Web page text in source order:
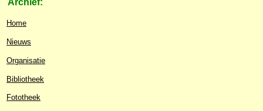
Home
Nieuws
Organisatie
Bibliotheek
Fototheek